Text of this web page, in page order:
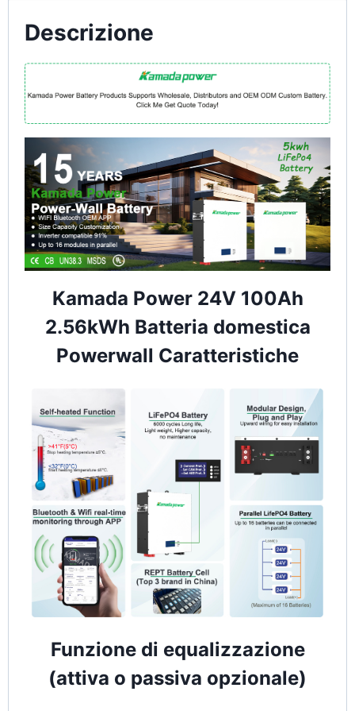
Descrizione
Kamada Power 24V 100Ah
2.56kWh Batteria domestica
Powerwall Caratteristiche
Funzione di equalizzazione
(attiva o passiva opzionale)